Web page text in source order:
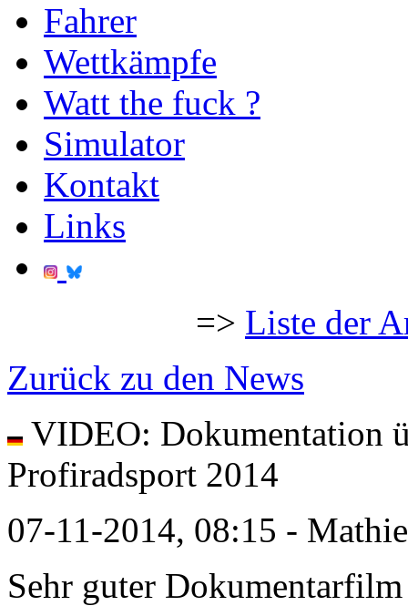
Fahrer
Wettkämpfe
Watt the fuck ?
Simulator
Kontakt
Links
=> Liste der
Zurück zu den News
VIDEO: Dokumentation
Profiradsport 2014
07-11-2014, 08:15 -
Sehr guter